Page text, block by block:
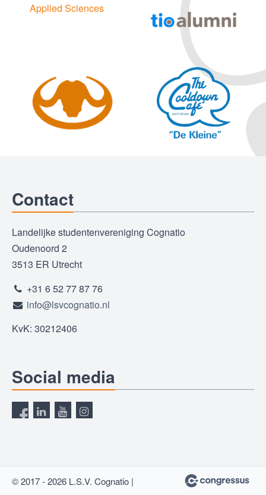
Contact
Landelijke studentenvereniging Cognatio
Oudenoord 2
3513 ER Utrecht
+31 6 52 77 87 76
info@lsvcognatio.nl
KvK: 30212406
Social media
© 2017 - 2026 L.S.V. Cognatio |